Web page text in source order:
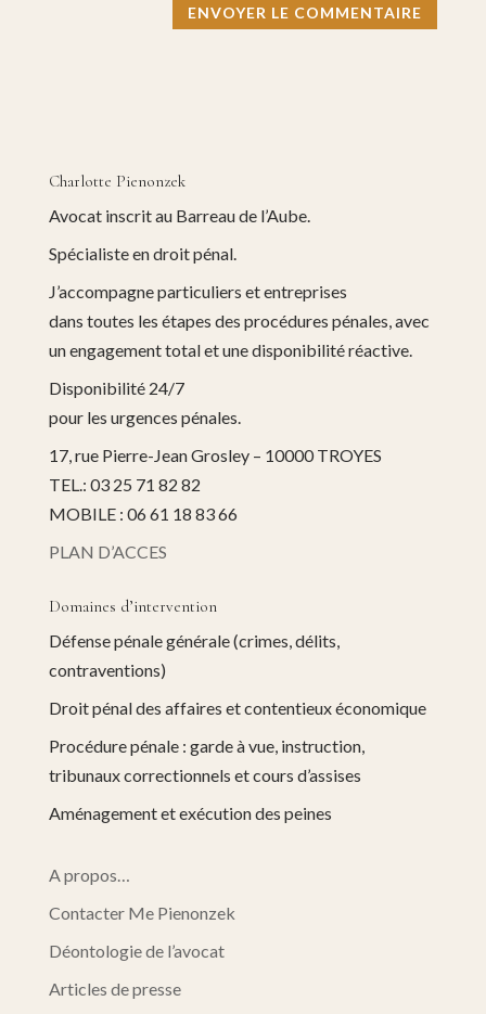
Charlotte Pienonzek
Avocat inscrit au Barreau de l’Aube.
Spécialiste en droit pénal.
J’accompagne particuliers et entreprises
dans toutes les étapes des procédures pénales, avec
un engagement total et une disponibilité réactive.
Disponibilité 24/7
pour les urgences pénales.
17, rue Pierre-Jean Grosley – 10000 TROYES
TEL.: 03 25 71 82 82
MOBILE : 06 61 18 83 66
PLAN D’ACCES
Domaines d’intervention
Défense pénale générale (crimes, délits,
contraventions)
Droit pénal des affaires et contentieux économique
Procédure pénale : garde à vue, instruction,
tribunaux correctionnels et cours d’assises
Aménagement et exécution des peines
A propos…
Contacter Me Pienonzek
Déontologie de l’avocat
Articles de presse